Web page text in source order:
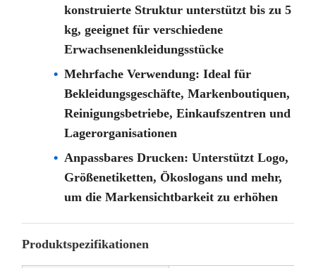
konstruierte Struktur unterstützt bis zu 5
kg, geeignet für verschiedene
Erwachsenenkleidungsstücke
Mehrfache Verwendung: Ideal für
Bekleidungsgeschäfte, Markenboutiquen,
Reinigungsbetriebe, Einkaufszentren und
Lagerorganisationen
Anpassbares Drucken: Unterstützt Logo,
Größenetiketten, Ökoslogans und mehr,
um die Markensichtbarkeit zu erhöhen
Produktspezifikationen